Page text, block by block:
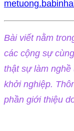
Bài viết nằm
các cộng sự
thật sự làm nghề
khởi nghiệp.
phần giới thiệu